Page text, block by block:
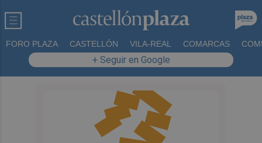
FORO PLAZA CASTELLÓN VILA-REAL COMARCAS
+ Seguir en Google